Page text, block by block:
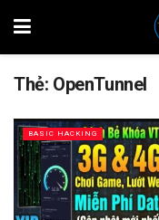
Thẻ: OpenTunnel
BASIC HACKING